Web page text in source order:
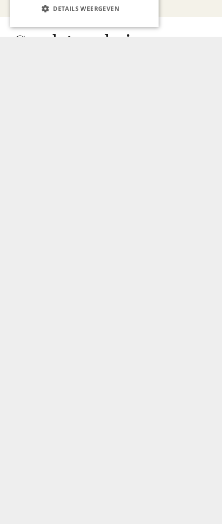
Gerelateerd nieuws
DETAILS WEERGEVEN